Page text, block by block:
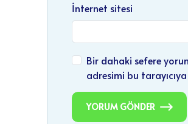
İnternet sitesi
Bir dahaki sefere
adresimi bu
YORUM GÖNDER